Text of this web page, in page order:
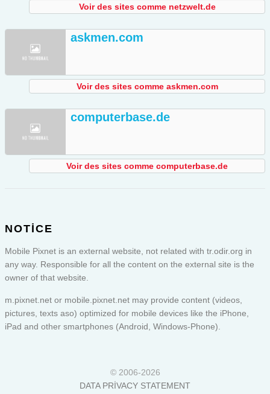
Voir des sites comme netzwelt.de
askmen.com
Voir des sites comme askmen.com
computerbase.de
Voir des sites comme computerbase.de
NOTICE
Mobile Pixnet is an external website, not related with tr.odir.org in
any way. Responsible for all the content on the external site is the
owner of that website.
m.pixnet.net or mobile.pixnet.net may provide content (videos,
pictures, texts aso) optimized for mobile devices like the iPhone,
iPad and other smartphones (Android, Windows-Phone).
© 2006-2026
DATA PRIVACY STATEMENT